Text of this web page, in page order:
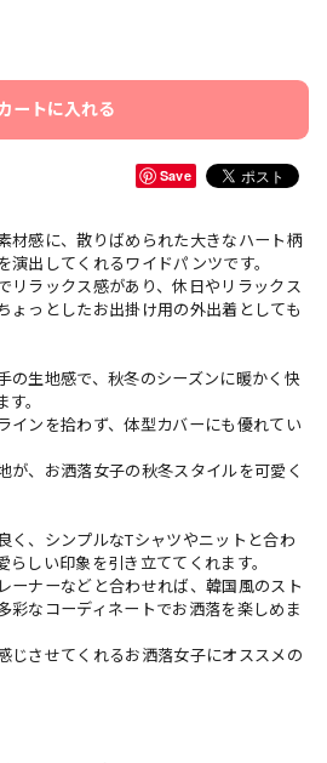
ートに入れる
Save
材感に、散りばめられた大きなハート柄
演出してくれるワイドパンツです。
リラックス感があり、休日やリラックス
ょっとしたお出掛け用の外出着としても
の生地感で、秋冬のシーズンに暖かく快
。
インを拾わず、体型カバーにも優れてい
が、お洒落女子の秋冬スタイルを可愛く
く、シンプルなTシャツやニットと合わ
しい印象を引き立ててくれます。
ーナーなどと合わせれば、韓国風のスト
彩なコーディネートでお洒落を楽しめま
じさせてくれるお洒落女子にオススメの